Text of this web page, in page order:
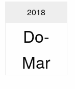
2018
Do-
Mar